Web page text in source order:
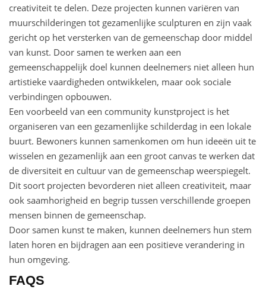
creativiteit te delen. Deze projecten kunnen variëren van
muurschilderingen tot gezamenlijke sculpturen en zijn vaak
gericht op het versterken van de gemeenschap door middel
van kunst. Door samen te werken aan een
gemeenschappelijk doel kunnen deelnemers niet alleen hun
artistieke vaardigheden ontwikkelen, maar ook sociale
verbindingen opbouwen.
Een voorbeeld van een community kunstproject is het
organiseren van een gezamenlijke schilderdag in een lokale
buurt. Bewoners kunnen samenkomen om hun ideeën uit te
wisselen en gezamenlijk aan een groot canvas te werken dat
de diversiteit en cultuur van de gemeenschap weerspiegelt.
Dit soort projecten bevorderen niet alleen creativiteit, maar
ook saamhorigheid en begrip tussen verschillende groepen
mensen binnen de gemeenschap.
Door samen kunst te maken, kunnen deelnemers hun stem
laten horen en bijdragen aan een positieve verandering in
hun omgeving.
FAQS